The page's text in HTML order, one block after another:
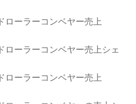
ローラーコンベヤー売上
ローラーコンベヤー売上シェ
ローラーコンベヤー売上